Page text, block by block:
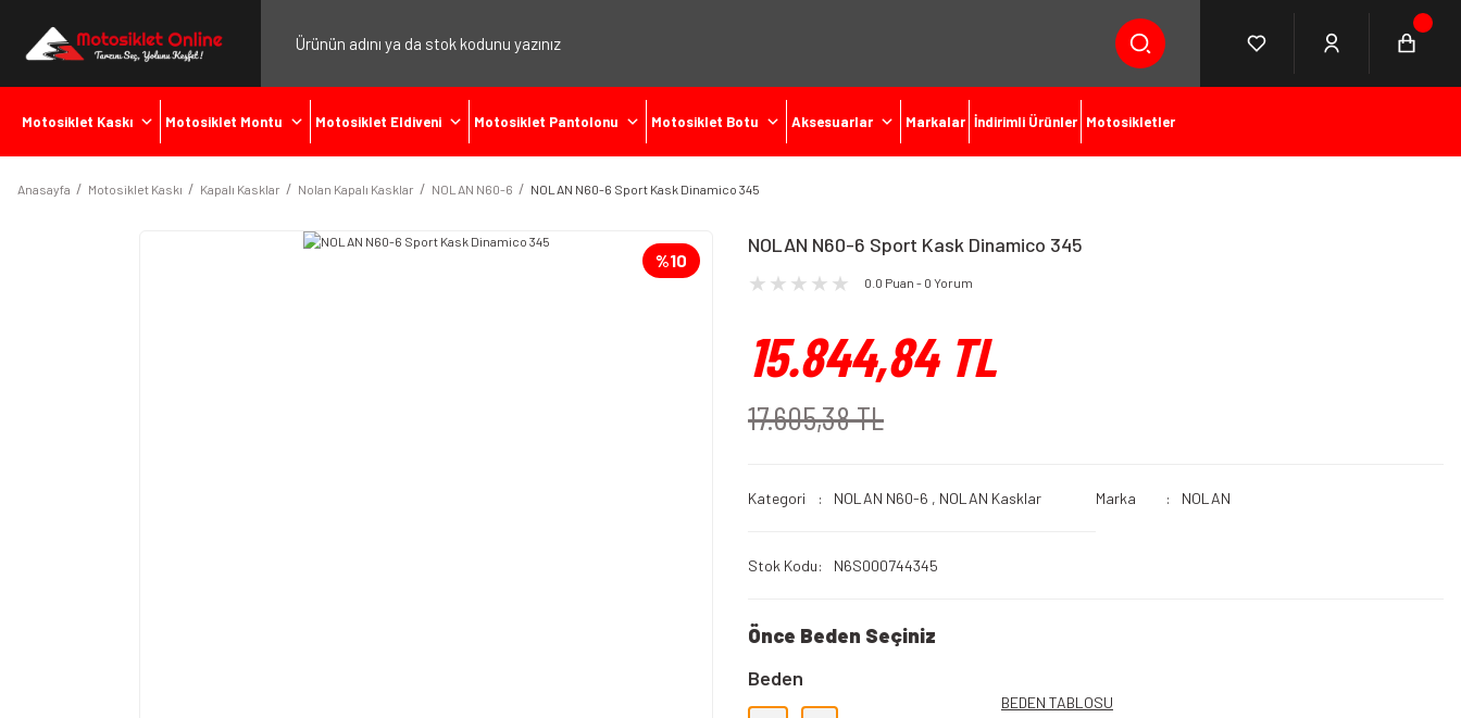
Motosiklet Kaskı Motosiklet Montu Motosiklet Eldiveni Motosiklet Pantolonu Motosiklet Botu Aksesuarlar Markalar İndirimli Ürünler Motosikletler
Anasayfa Motosiklet Kaskı Kapalı Kasklar Nolan Kapalı Kasklar NOLAN N60-6 NOLAN N60-6 Sport Kask Dinamico 345
%10
NOLAN N60-6 Sport Kask Dinamico 345
0.0 Puan - 0 Yorum
15.844,84 TL
17.605,38 TL
Kategori NOLAN N60-6 , NOLAN Kasklar Marka NOLAN
Stok Kodu N6S000744345
Önce Beden Seçiniz
Beden
BEDEN TABLOSU